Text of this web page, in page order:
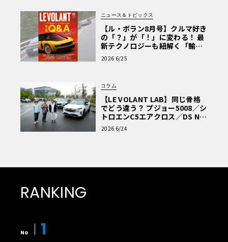
ニュース＆トピックス
【ル・ボラン8月号】クルマ好き
の「？」が「！」に変わる！ 最
新テクノロジーも紐解く「輸入
車Q&A」
2026 6/25
コラム
【LE VOLANT LAB】同じ骨格
でどう違う？ プジョー5008／シ
トロエンC5エアクロス／DS Nº4
読者一気乗りレポート
2026 6/24
RANKING
No 1